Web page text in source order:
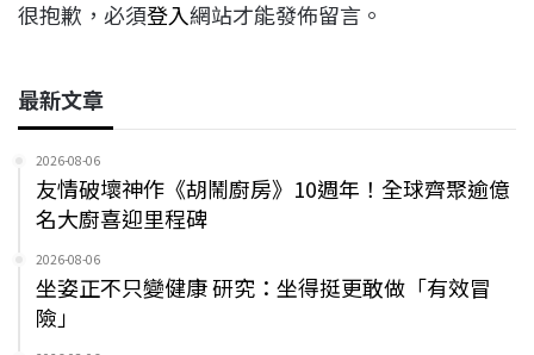
很抱歉，必須登入網站才能發佈留言。
最新文章
2026-08-06
友情破壞神作《胡鬧廚房》10週年！全球齊聚逾億
名大廚喜迎里程碑
2026-08-06
坐姿正不只變健康 研究：坐得挺更敢做「有效冒
險」